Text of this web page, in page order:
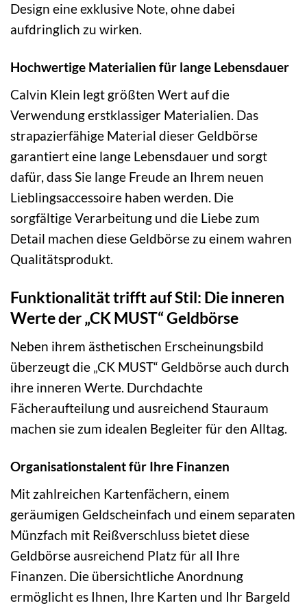
Design eine exklusive Note, ohne dabei
aufdringlich zu wirken.
Hochwertige Materialien für lange Lebensdauer
Calvin Klein legt größten Wert auf die
Verwendung erstklassiger Materialien. Das
strapazierfähige Material dieser Geldbörse
garantiert eine lange Lebensdauer und sorgt
dafür, dass Sie lange Freude an Ihrem neuen
Lieblingsaccessoire haben werden. Die
sorgfältige Verarbeitung und die Liebe zum
Detail machen diese Geldbörse zu einem wahren
Qualitätsprodukt.
Funktionalität trifft auf Stil: Die inneren
Werte der „CK MUST“ Geldbörse
Neben ihrem ästhetischen Erscheinungsbild
überzeugt die „CK MUST“ Geldbörse auch durch
ihre inneren Werte. Durchdachte
Fächeraufteilung und ausreichend Stauraum
machen sie zum idealen Begleiter für den Alltag.
Organisationstalent für Ihre Finanzen
Mit zahlreichen Kartenfächern, einem
geräumigen Geldscheinfach und einem separaten
Münzfach mit Reißverschluss bietet diese
Geldbörse ausreichend Platz für all Ihre
Finanzen. Die übersichtliche Anordnung
ermöglicht es Ihnen, Ihre Karten und Ihr Bargeld